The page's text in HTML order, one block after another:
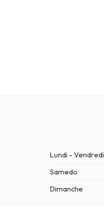
Lundi - Vendredi
Samedo
Dimanche